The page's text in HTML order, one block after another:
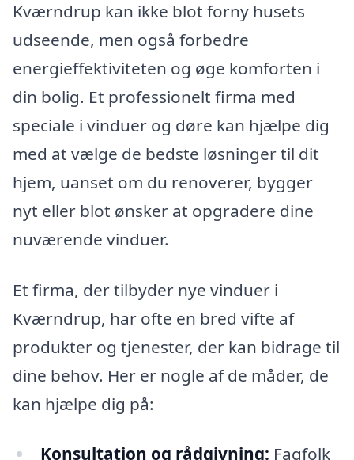
Kværndrup kan ikke blot forny husets
udseende, men også forbedre
energieffektiviteten og øge komforten i
din bolig. Et professionelt firma med
speciale i vinduer og døre kan hjælpe dig
med at vælge de bedste løsninger til dit
hjem, uanset om du renoverer, bygger
nyt eller blot ønsker at opgradere dine
nuværende vinduer.
Et firma, der tilbyder nye vinduer i
Kværndrup, har ofte en bred vifte af
produkter og tjenester, der kan bidrage til
dine behov. Her er nogle af de måder, de
kan hjælpe dig på:
Konsultation og rådgivning: Fagfolk